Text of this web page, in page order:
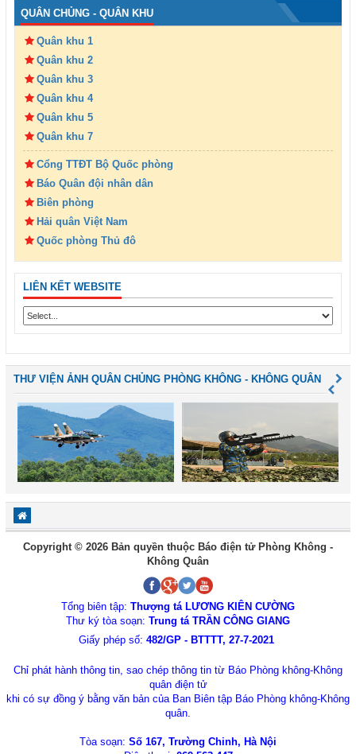
QUÂN CHỦNG - QUÂN KHU
Quân khu 1
Quân khu 2
Quân khu 3
Quân khu 4
Quân khu 5
Quân khu 7
Cổng TTĐT Bộ Quốc phòng
Báo Quân đội nhân dân
Biên phòng
Hải quân Việt Nam
Quốc phòng Thủ đô
LIÊN KẾT WEBSITE
THƯ VIỆN ẢNH QUÂN CHỦNG PHÒNG KHÔNG - KHÔNG QUÂN
Copyright © 2026 Bản quyền thuộc Báo điện tử Phòng Không -
Không Quân
Tổng biên tập: Thượng tá LƯƠNG KIÊN CƯỜNG
Thư ký tòa soạn: Trung tá TRẦN CÔNG GIANG
Giấy phép số: 482/GP - BTTTT, 27-7-2021
Chỉ phát hành thông tin, sao chép thông tin từ Báo Phòng không-Không
quân điện tử
khi có sự đồng ý bằng văn bản của Ban Biên tập Báo Phòng không-Không
quân.
Tòa soạn: Số 167, Trường Chinh, Hà Nội